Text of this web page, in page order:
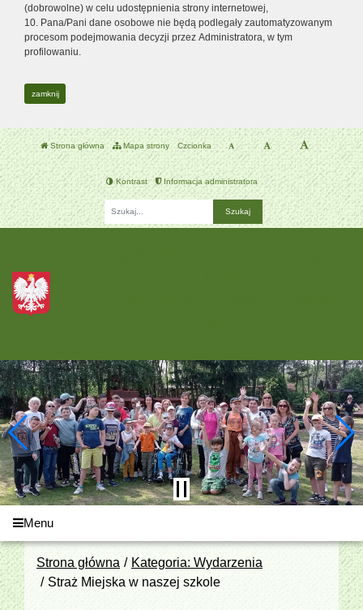
(dobrowolne) w celu udostępnienia strony internetowej,
10. Pana/Pani dane osobowe nie będą podlegały zautomatyzowanym
procesom podejmowania decyzji przez Administratora, w tym
profilowaniu.
zamknij
Strona główna Mapa strony Czcionka
Kontrast Informacja administratora
Fraza
Menu
Strona główna
Kategoria: Wydarzenia
Straż Miejska w naszej szkole